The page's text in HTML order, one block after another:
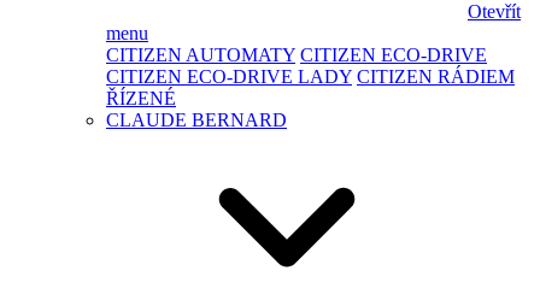
Otevřít
menu
CITIZEN AUTOMATY CITIZEN ECO-DRIVE
CITIZEN ECO-DRIVE LADY CITIZEN RÁDIEM
ŘÍZENÉ
CLAUDE BERNARD